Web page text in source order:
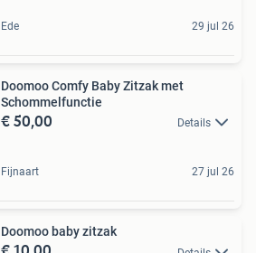
Ede 29 jul 26
Doomoo Comfy Baby Zitzak met
Schommelfunctie
€ 50,00 Details
Fijnaart 27 jul 26
Doomoo baby zitzak